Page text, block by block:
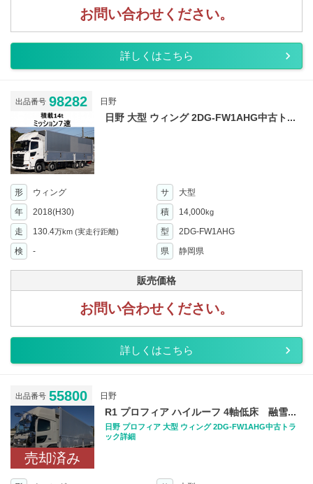
お問い合わせください。
詳しくはこちら
出品番号 98282 日野
日野 大型 ウィング 2DG-FW1AHG中古ト...
形 ウィング サ
大型
年
2018(H30) 積 14,000kg
走 130.4万km (実走行距離) 型
2DG-FW1AHG
検
- 県 静岡県
販売価格
お問い合わせください。
詳しくはこちら
出品番号 55800 日野
売却済み
R1 プロフィア ハイルーフ 4軸低床 融雪...
日野 プロフィア 大型 ウィング 2DG-FW1AHG中古トラ
ック詳細